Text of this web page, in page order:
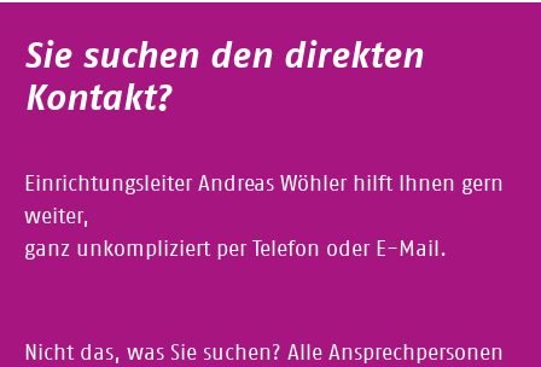
Sie suchen den direkten
Kontakt?
Einrichtungsleiter Andreas Wöhler hilft Ihnen gern
weiter,
ganz unkompliziert per Telefon oder E-Mail.
Nicht das, was Sie suchen? Alle Ansprechpersonen